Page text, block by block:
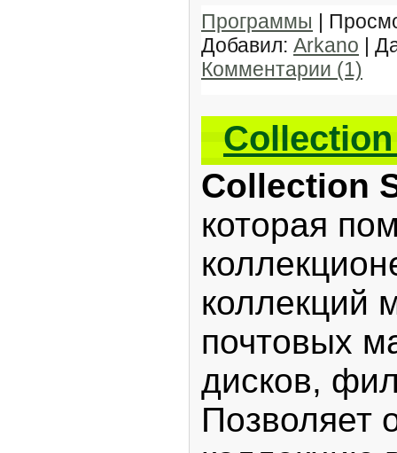
Программы |
Добавил: Arkano |
Комментарии (1)
Сollection
Collection
которая
коллекций
почтовых
дисков,
Позволяет